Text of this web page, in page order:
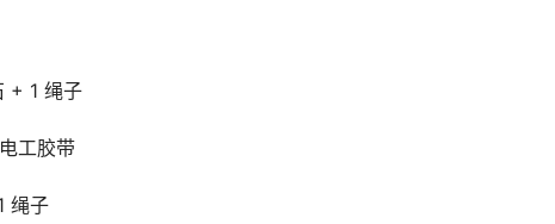
+ 1 绳子
工胶带
绳子